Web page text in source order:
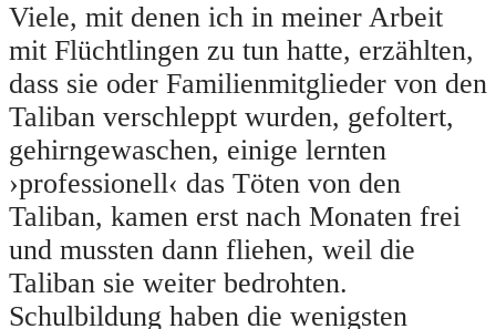
Viele, mit denen ich in meiner Arbeit
mit Flüchtlingen zu tun hatte, erzählten,
dass sie oder Familienmitglieder von den
Taliban verschleppt wurden, gefoltert,
gehirngewaschen, einige lernten
›professionell‹ das Töten von den
Taliban, kamen erst nach Monaten frei
und mussten dann fliehen, weil die
Taliban sie weiter bedrohten.
Schulbildung haben die wenigsten